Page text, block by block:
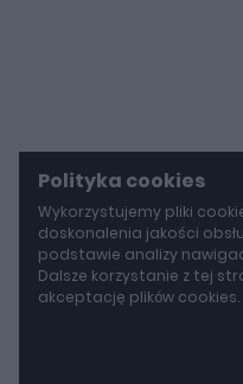
Polityka cookies
Wykorzystujemy pliki
doskonalenia jakości
podstawie analizy
Dalsze korzystanie z tej
akceptację plików cookies.